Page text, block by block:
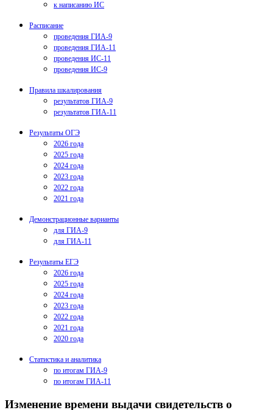
к написанию ИС
Расписание
проведения ГИА-9
проведения ГИА-11
проведения ИС-11
проведения ИС-9
Правила шкалирования
результатов ГИА-9
результатов ГИА-11
Результаты ОГЭ
2026 года
2025 года
2024 года
2023 года
2022 года
2021 года
Демонстрационные варианты
для ГИА-9
для ГИА-11
Результаты ЕГЭ
2026 года
2025 года
2024 года
2023 года
2022 года
2021 года
2020 года
Статистика и аналитика
по итогам ГИА-9
по итогам ГИА-11
Изменение времени выдачи свидетельств о